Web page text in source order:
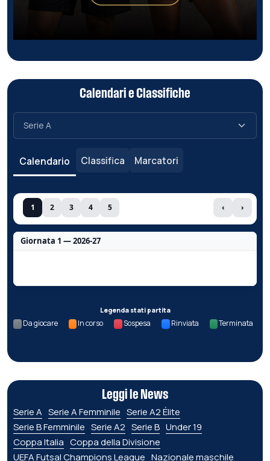
Calendari e Classifiche
Calendario Classifica Marcatori
1 2 3 4 5 ‹ ›
Giornata 1 — 2026-27
Legenda stati partita
Da giocare In corso Sospesa Rinviata Terminata
Leggi le News
Serie A Serie A Femminile Serie A2 Élite
Serie B Femminile Serie A2 Serie B Under 19
Coppa Italia Coppa della Divisione
UEFA Futsal Champions League Nazionale maschile